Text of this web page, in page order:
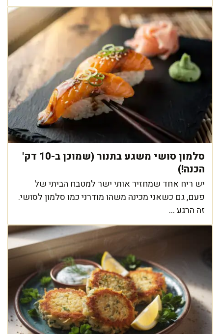
סלמון סושי משגע בתנור (שמוכן ב-10 דק'
הכנה!)
יש ריח אחד שמחזיר אותי ישר למטבח הביתי של
פעם, גם כשאני מכינה משהו מודרני כמו סלמון לסושי.
זה הרגע ...